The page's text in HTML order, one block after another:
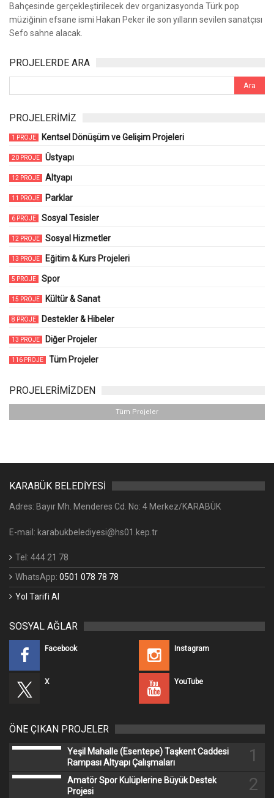
Bahçesinde gerçekleştirilecek dev organizasyonda Türk pop
müziğinin efsane ismi Hakan Peker ile son yılların sevilen sanatçısı
Sefo sahne alacak.
PROJELERDE ARA
PROJELERİMİZ
1 PROJE Kentsel Dönüşüm ve Gelişim Projeleri
20 PROJE Üstyapı
12 PROJE Altyapı
11 PROJE Parklar
6 PROJE Sosyal Tesisler
12 PROJE Sosyal Hizmetler
13 PROJE Eğitim & Kurs Projeleri
5 PROJE Spor
15 PROJE Kültür & Sanat
8 PROJE Destekler & Hibeler
13 PROJE Diğer Projeler
116 PROJE Tüm Projeler
PROJELERİMİZDEN
Tüm Projeler
KARABÜK BELEDİYESİ
Adres: Bayır Mh. Menderes Cd. No: 4 Merkez/KARABÜK
E-mail: karabukbelediyesi@hs01.kep.tr
Tel: 444 21 78
WhatsApp: 0501 078 78 78
Yol Tarifi Al
SOSYAL AĞLAR
Facebook Instagram
X YouTube
ÖNE ÇIKAN PROJELER
Yeşil Mahalle (Esentepe) Taşkent Caddesi
Rampası Altyapı Çalışmaları
1
Amatör Spor Kulüplerine Büyük Destek
Projesi
2